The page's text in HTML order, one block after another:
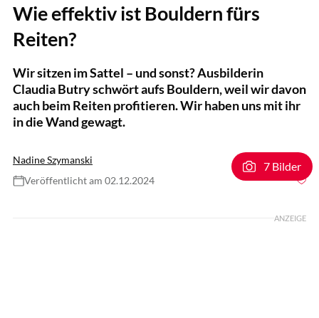
Wie effektiv ist Bouldern fürs
Reiten?
Wir sitzen im Sattel – und sonst? Ausbilderin
Claudia Butry schwört aufs Bouldern, weil wir davon
auch beim Reiten profitieren. Wir haben uns mit ihr
in die Wand gewagt.
Nadine Szymanski
Veröffentlicht am 02.12.2024
7 Bilder
ANZEIGE